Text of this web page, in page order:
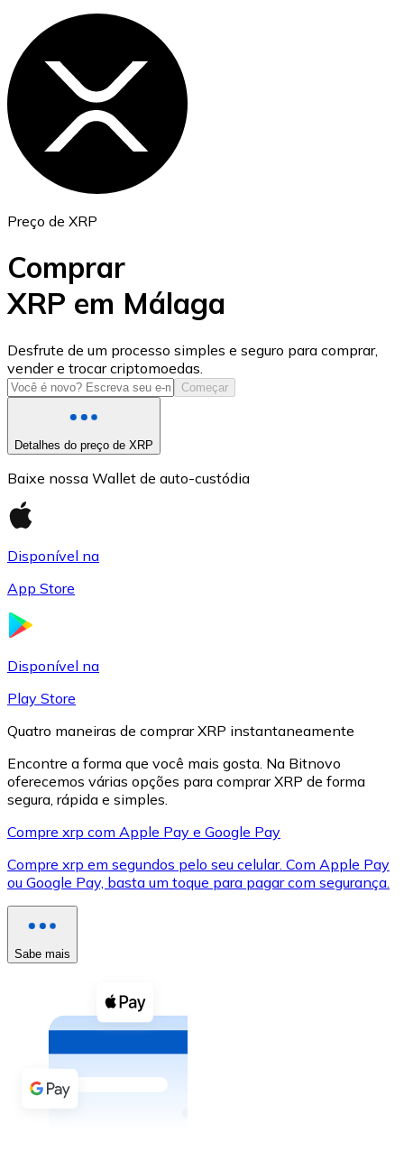
Ethereum
USD Coin
USDC
XRP
XRP
Cupons cripto
Comprar com dinheiro
Preço de XRP
Comprar
XRP em Málaga
Desfrute de um processo simples e seguro para comprar,
vender e trocar criptomoedas.
Começar
Detalhes do preço de XRP
Baixe nossa Wallet de auto-custódia
Disponível na
App Store
Disponível na
Play Store
Quatro maneiras de comprar XRP instantaneamente
Encontre a forma que você mais gosta. Na Bitnovo
oferecemos várias opções para comprar XRP de forma
segura, rápida e simples.
Compre xrp com Apple Pay e Google Pay
Compre xrp em segundos pelo seu celular. Com Apple Pay
ou Google Pay, basta um toque para pagar com segurança.
Sabe mais